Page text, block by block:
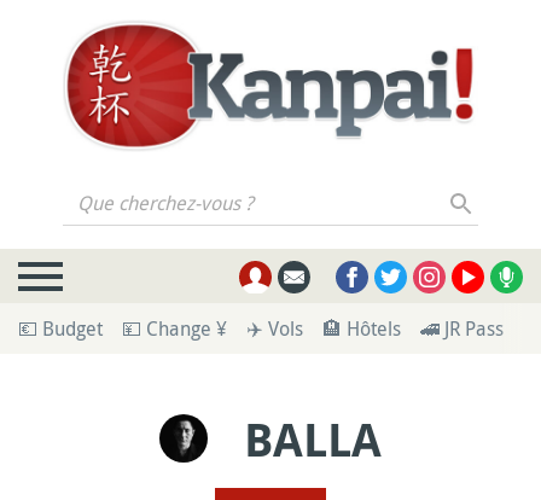
Que cherchez-vous ?
💶 Budget 💴 Change ¥ ✈️ Vols 🏨 Hôtels 🚄 JR Pass
BALLA